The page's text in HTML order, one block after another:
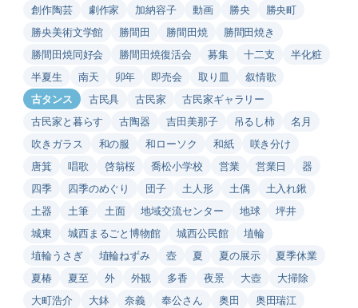
創作陶芸
劇作家 加納容子 動画 勝央
勝央町
勝央美術文学館
勝間田 勝間田焼
勝間田焼き
勝間田焼同好会
勝間田焼復活会 募集 十二支
半化粧
半夏生
南天 卯年 即売会 取り皿
叙情歌
古タンス
古民具 古民家
古民家ギャラリー
古民家と暮らす
古陶器 吉田美那子 吊るし柿
名月
吹きガラス
和の服 和ローソク 和紙
咲き分け
唐箕
唱歌 啓翁桜 喬松小学校 営業 営業日
器
四季
四季のめぐり 団子 土人形 土偶
土入れ鍬
土器
土筆 土面 地域交流センター 地球
坪井
城東
城西まるごと博物館 城西公民館
埴輪
埴輪うさぎ
埴輪ねずみ 壺 夏 夏の展示
夏季休業
夏椿
夏至 外 外観 多香 夜景 大壺
大掃除
大町浩介
大鉢 奈義 奉公さん 奥田
奥田瑞江